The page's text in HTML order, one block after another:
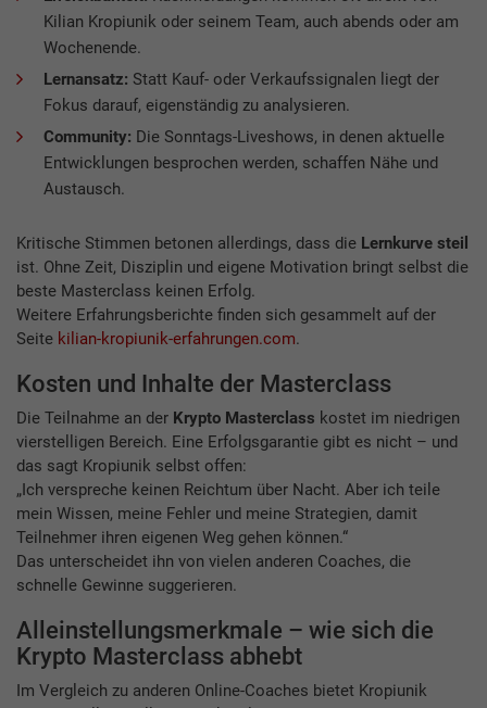
Kilian Kropiunik oder seinem Team, auch abends oder am
Wochenende.
Lernansatz: Statt Kauf- oder Verkaufssignalen liegt der
Fokus darauf, eigenständig zu analysieren.
Community: Die Sonntags-Liveshows, in denen aktuelle
Entwicklungen besprochen werden, schaffen Nähe und
Austausch.
Kritische Stimmen betonen allerdings, dass die Lernkurve steil
ist. Ohne Zeit, Disziplin und eigene Motivation bringt selbst die
beste Masterclass keinen Erfolg.
Weitere Erfahrungsberichte finden sich gesammelt auf der
Seite kilian-kropiunik-erfahrungen.com.
Kosten und Inhalte der Masterclass
Die Teilnahme an der Krypto Masterclass kostet im niedrigen
vierstelligen Bereich. Eine Erfolgsgarantie gibt es nicht – und
das sagt Kropiunik selbst offen:
„Ich verspreche keinen Reichtum über Nacht. Aber ich teile
mein Wissen, meine Fehler und meine Strategien, damit
Teilnehmer ihren eigenen Weg gehen können.“
Das unterscheidet ihn von vielen anderen Coaches, die
schnelle Gewinne suggerieren.
Alleinstellungsmerkmale – wie sich die
Krypto Masterclass abhebt
Im Vergleich zu anderen Online-Coaches bietet Kropiunik